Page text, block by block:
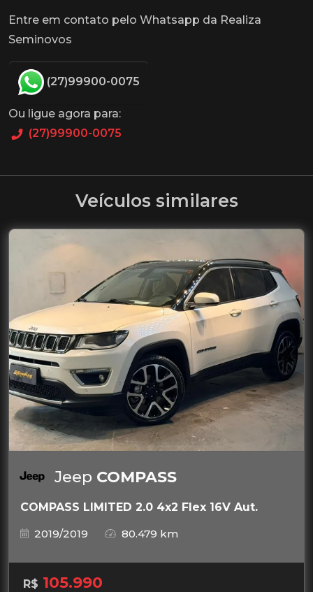
Entre em contato pelo Whatsapp da Realiza
Seminovos
(27)99900-0075
Ou ligue agora para:
(27)99900-0075
Veículos similares
Jeep COMPASS
COMPASS LIMITED 2.0 4x2 Flex 16V Aut.
2019/2019
80.479 km
R$ 105.990